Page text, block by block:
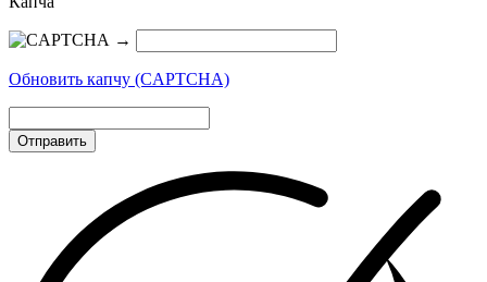
→
Обновить капчу (CAPTCHA)
Отправить